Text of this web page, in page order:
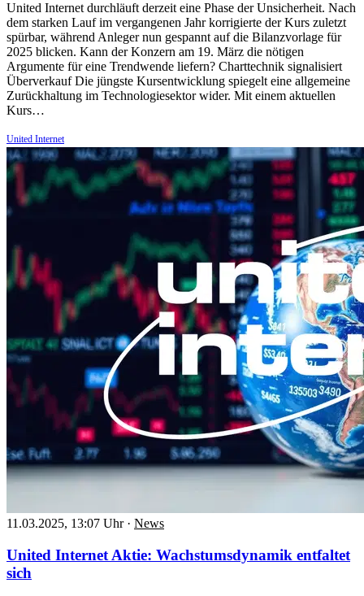
United Internet durchläuft derzeit eine Phase der Unsicherheit. Nach
dem starken Lauf im vergangenen Jahr korrigierte der Kurs zuletzt
spürbar, während Anleger nun gespannt auf die Bilanzvorlage für
2025 blicken. Kann der Konzern am 19. März die nötigen
Argumente für eine Trendwende liefern? Charttechnik signalisiert
Überverkauf Die jüngste Kursentwicklung spiegelt eine allgemeine
Zurückhaltung im Technologiesektor wider. Mit einem aktuellen
Kurs…
United Internet
11.03.2025, 13:07 Uhr · News
United Internet Aktie: Wachstumsdynamik entfaltet
sich